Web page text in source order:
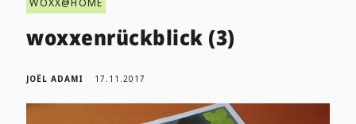
woxxenrückblick (3)
JOËL ADAMI 17.11.2017